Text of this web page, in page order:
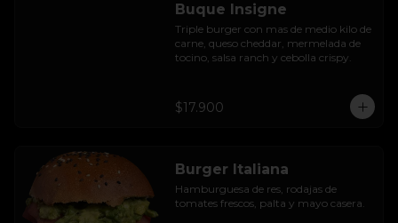
Buque Insigne
Triple burger con mas de medio kilo de
carne, queso cheddar, mermelada de
tocino, salsa ranch y cebolla crispy.
$17.900
Burger Italiana
Hamburguesa de res, rodajas de
tomates frescos, palta y mayo casera.